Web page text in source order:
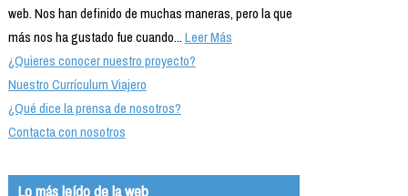
web. Nos han definido de muchas maneras, pero la que
más nos ha gustado fue cuando...Leer Más
¿Quieres conocer nuestro proyecto?
Nuestro Currículum Viajero
¿Qué dice la prensa de nosotros?
Contacta con nosotros
Lo más leído de la web